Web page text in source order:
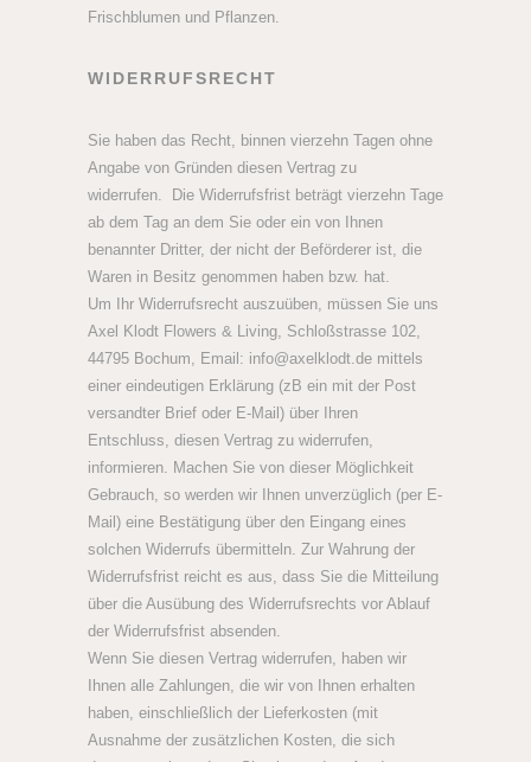
Frischblumen und Pflanzen.
WIDERRUFSRECHT
Sie haben das Recht, binnen vierzehn Tagen ohne
Angabe von Gründen diesen Vertrag zu
widerrufen. Die Widerrufsfrist beträgt vierzehn Tage
ab dem Tag an dem Sie oder ein von Ihnen
benannter Dritter, der nicht der Beförderer ist, die
Waren in Besitz genommen haben bzw. hat.
Um Ihr Widerrufsrecht auszuüben, müssen Sie uns
Axel Klodt Flowers & Living, Schloßstrasse 102,
44795 Bochum, Email: info@axelklodt.de mittels
einer eindeutigen Erklärung (zB ein mit der Post
versandter Brief oder E-Mail) über Ihren
Entschluss, diesen Vertrag zu widerrufen,
informieren. Machen Sie von dieser Möglichkeit
Gebrauch, so werden wir Ihnen unverzüglich (per E-
Mail) eine Bestätigung über den Eingang eines
solchen Widerrufs übermitteln. Zur Wahrung der
Widerrufsfrist reicht es aus, dass Sie die Mitteilung
über die Ausübung des Widerrufsrechts vor Ablauf
der Widerrufsfrist absenden.
Wenn Sie diesen Vertrag widerrufen, haben wir
Ihnen alle Zahlungen, die wir von Ihnen erhalten
haben, einschließlich der Lieferkosten (mit
Ausnahme der zusätzlichen Kosten, die sich